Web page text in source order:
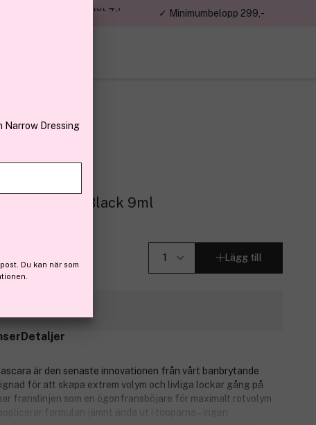
kunder – Trustpilot 4,7
✓ Minimumbelopp 299,-
Volume Black 9ml
Lägg till
Detaljer
är den senaste innovationen från vårt banbrytande
för att skapa extrem volym och livliga lockar gång på
franslinjen som en ögonfransböjare för maximalt rotvolym
formulan jämnt ända ut i topparna – ingen
Narrow Dressing
Du kan när som